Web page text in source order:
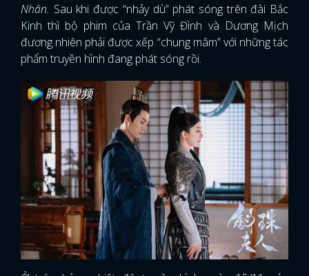
Nhân. Sau khi được “nhảy dù” phát sóng trên đài Bắc
Kinh thì bộ phim của Trần Vỹ Đình và Dương Mịch
đương nhiên phải được xếp “chung mâm” với những tác
phẩm truyền hình đang phát sóng rồi.